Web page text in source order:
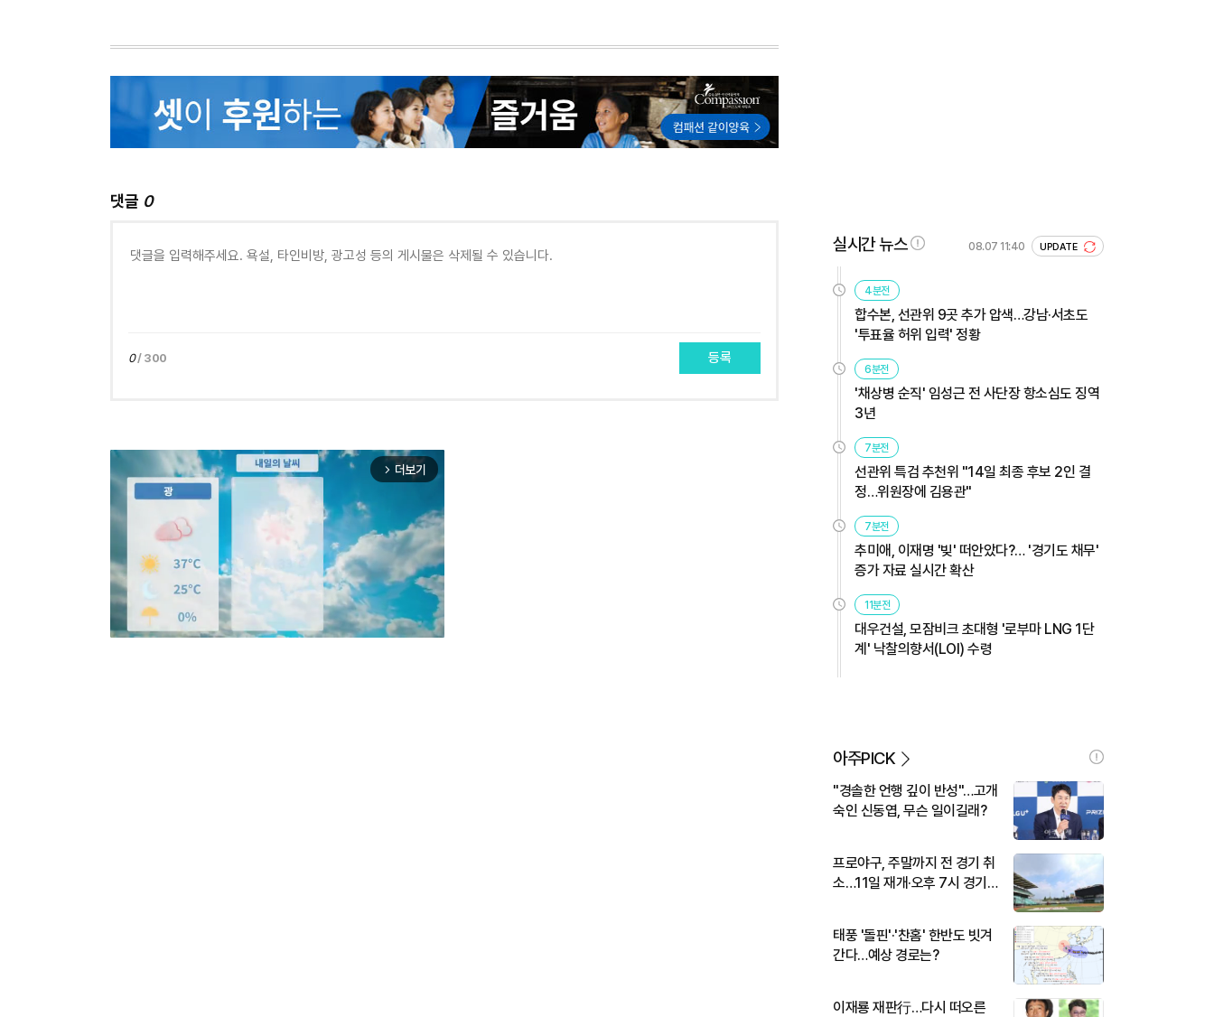
댓글 0
0/ 300 등록
arrow_forward_ios 더보기
실시간 뉴스 08.07 11:40 UPDATE
4분전
합수본, 선관위 9곳 추가 압색…강남·서초도
'투표율 허위 입력' 정황
6분전
'채상병 순직' 임성근 전 사단장 항소심도 징역
3년
7분전
선관위 특검 추천위 "14일 최종 후보 2인 결
정…위원장에 김용관"
7분전
추미애, 이재명 '빚' 떠안았다?… '경기도 채무'
증가 자료 실시간 확산
11분전
대우건설, 모잠비크 초대형 '로부마 LNG 1단
계' 낙찰의향서(LOI) 수령
아주PICK
"경솔한 언행 깊이 반성"…고개
숙인 신동엽, 무슨 일이길래?
프로야구, 주말까지 전 경기 취
소…11일 재개·오후 7시 경기
태풍 '돌핀'·'찬홈' 한반도 빗겨
간다…예상 경로는?
이재룡 재판行…다시 떠오른